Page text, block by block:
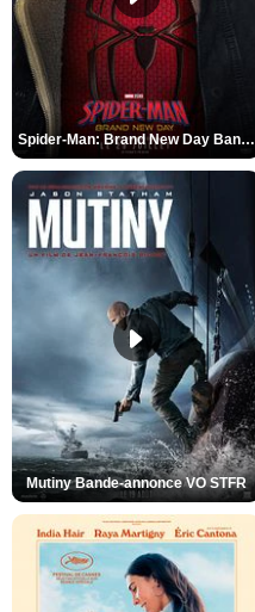
Spider-Man: Brand New Day Bande-annonce VO STFR
Mutiny Bande-annonce VO STFR